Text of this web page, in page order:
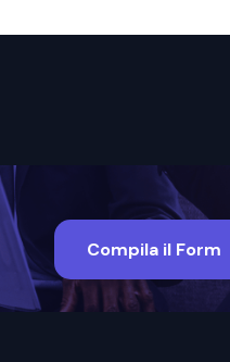
Compila il Form